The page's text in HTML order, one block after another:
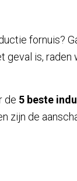
fornuis?
geval is,
de 5 beste
zijn de